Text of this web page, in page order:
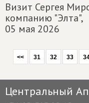
Визит Сергея
компанию "Элта",
05 мая 2026
<< 31 32 33
Центральный